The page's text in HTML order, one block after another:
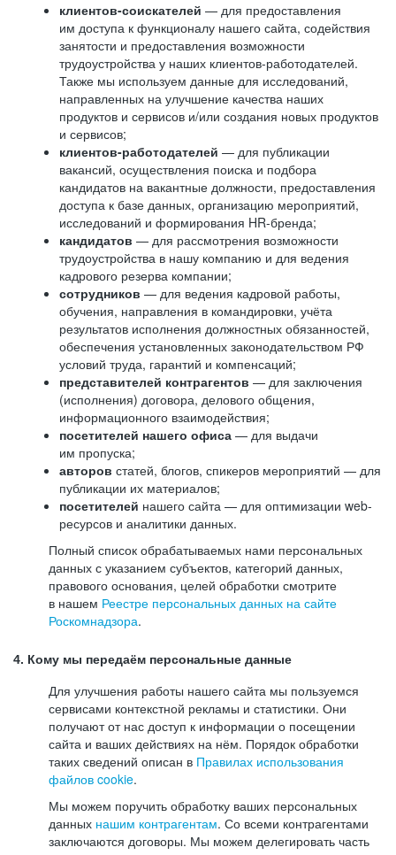
клиентов-соискателей — для предоставления
им доступа к функционалу нашего сайта, содействия
занятости и предоставления возможности
трудоустройства у наших клиентов-работодателей.
Также мы используем данные для исследований,
направленных на улучшение качества наших
продуктов и сервисов и/или создания новых продуктов
и сервисов;
клиентов-работодателей — для публикации
вакансий, осуществления поиска и подбора
кандидатов на вакантные должности, предоставления
доступа к базе данных, организацию мероприятий,
исследований и формирования HR-бренда;
кандидатов — для рассмотрения возможности
трудоустройства в нашу компанию и для ведения
кадрового резерва компании;
сотрудников — для ведения кадровой работы,
обучения, направления в командировки, учёта
результатов исполнения должностных обязанностей,
обеспечения установленных законодательством РФ
условий труда, гарантий и компенсаций;
представителей контрагентов — для заключения
(исполнения) договора, делового общения,
информационного взаимодействия;
посетителей нашего офиса — для выдачи
им пропуска;
авторов статей, блогов, спикеров мероприятий — для
публикации их материалов;
посетителей нашего сайта — для оптимизации web-
ресурсов и аналитики данных.
Полный список обрабатываемых нами персональных
данных с указанием субъектов, категорий данных,
правового основания, целей обработки смотрите
в нашем Реестре персональных данных на сайте
Роскомнадзора.
4. Кому мы передаём персональные данные
Для улучшения работы нашего сайта мы пользуемся
сервисами контекстной рекламы и статистики. Они
получают от нас доступ к информации о посещении
сайта и ваших действиях на нём. Порядок обработки
таких сведений описан в Правилах использования
файлов cookie.
Мы можем поручить обработку ваших персональных
данных нашим контрагентам. Со всеми контрагентами
заключаются договоры. Мы можем делегировать часть